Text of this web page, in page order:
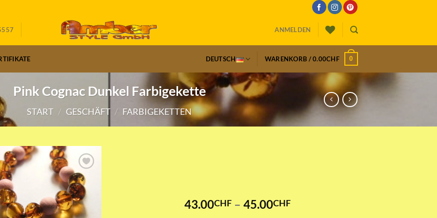
ANMELDEN
DEUTSCH WARENKORB /0.00CHF 0
Pink Cognac Dunkel Farbigekette
START / GESCHÄFT / FARBIGEKETTEN
43.00CHF – 45.00CHFPreisspanne: